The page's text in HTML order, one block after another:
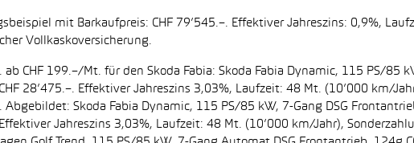
mit Barkaufpreis: CHF 79’545.–. Effektiver Jahreszins: 0,9%,
Vollkaskoversicherung.
ab CHF 199.–/Mt. für den Skoda Fabia: Skoda Fabia Dynamic, 115 PS/
28’475.–. Effektiver Jahreszins 3,03%, Laufzeit: 48 Mt. (10’000 km/
Skoda Fabia Dynamic, 115 PS/85 kW, 7-Gang DSG
Jahreszins 3,03%, Laufzeit: 48 Mt. (10’000 km/Jahr),